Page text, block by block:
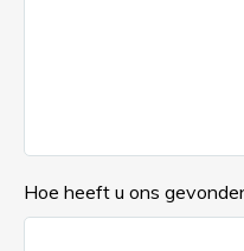
Hoe heeft u ons